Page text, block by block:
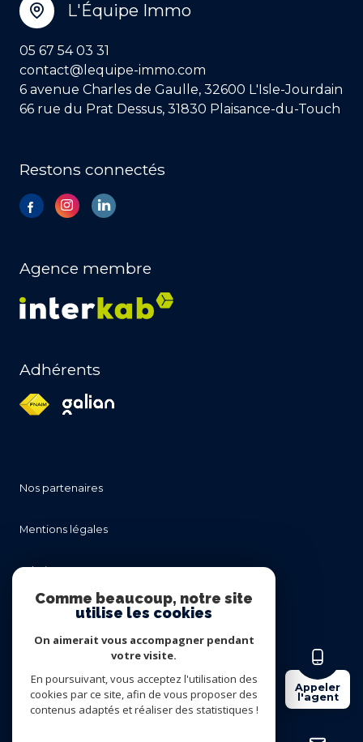
Appeler
l'agent
L'Équipe Immo
05 67 54 03 31
contact@lequipe-immo.com
6 avenue Charles de Gaulle, 32600 L'Isle-Jourdain
66 rue du Prat Dessus, 31830 Plaisance-du-Touch
Restons connectés
Agence membre
Adhérents
nos partenaires
mentions légales
admin
nos honoraires
cookies
Comme beaucoup, notre site
utilise les cookies
On aimerait vous accompagner pendant
votre visite.
En poursuivant, vous acceptez l'utilisation des
cookies par ce site, afin de vous proposer des
contenus adaptés et réaliser des statistiques !